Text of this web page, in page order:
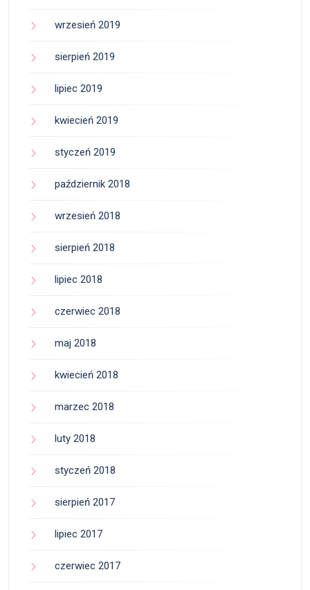
wrzesień 2019
sierpień 2019
lipiec 2019
kwiecień 2019
styczeń 2019
październik 2018
wrzesień 2018
sierpień 2018
lipiec 2018
czerwiec 2018
maj 2018
kwiecień 2018
marzec 2018
luty 2018
styczeń 2018
sierpień 2017
lipiec 2017
czerwiec 2017